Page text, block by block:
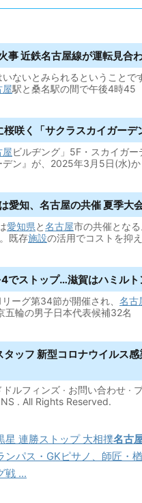
事 近鉄名古屋線が運転見合
ないとみられるということ
屋駅と桑名駅の間で午後4時45
桜咲く「サクラスカイガーデ
屋ビルヂング」5F・スカイガ
デン』が、2025年3月5日(水)
愛知、 名古屋の共催 夏季大
愛知県と名古屋市の共催とな
既存施設の活用でコストを抑え
でストップ…滋賀はハミル
ーグ第34節が開催され、 名古
五輪の男子日本代表候補32名
タッフ 新型コロナウイルス
ドルフィンズ · お問い合わせ
. All Rights Reserved.
星 連勝ストップ 大相撲名古
ンパス・GKピサノ、師匠・
戦 ...